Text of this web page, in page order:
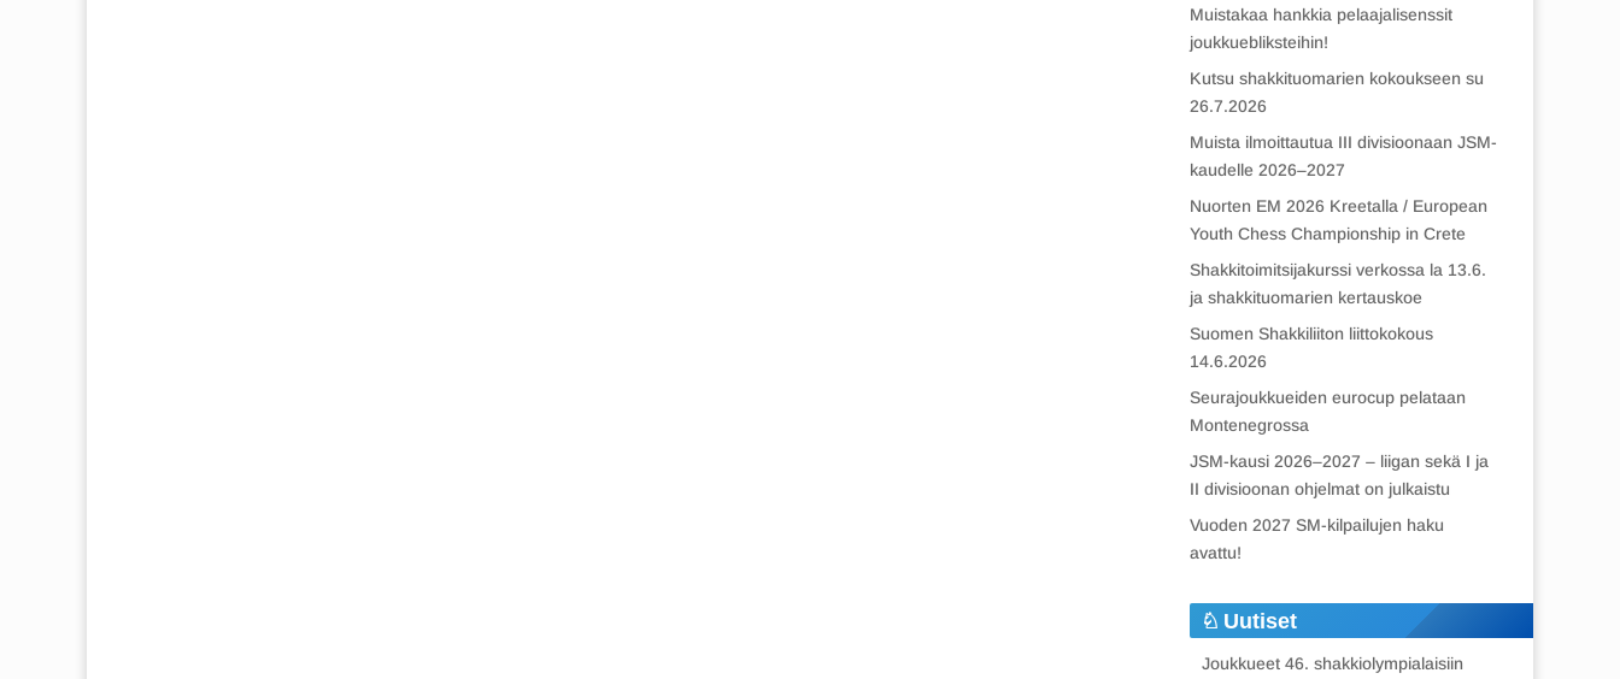
Muistakaa hankkia pelaajalisenssit
joukkuebliksteihin!
Kutsu shakkituomarien kokoukseen su
26.7.2026
Muista ilmoittautua III divisioonaan JSM-
kaudelle 2026–2027
Nuorten EM 2026 Kreetalla / European
Youth Chess Championship in Crete
Shakkitoimitsijakurssi verkossa la 13.6.
ja shakkituomarien kertauskoe
Suomen Shakkiliiton liittokokous
14.6.2026
Seurajoukkueiden eurocup pelataan
Montenegrossa
JSM-kausi 2026–2027 – liigan sekä I ja
II divisioonan ohjelmat on julkaistu
Vuoden 2027 SM-kilpailujen haku
avattu!
Uutiset
Joukkueet 46. shakkiolympialaisiin